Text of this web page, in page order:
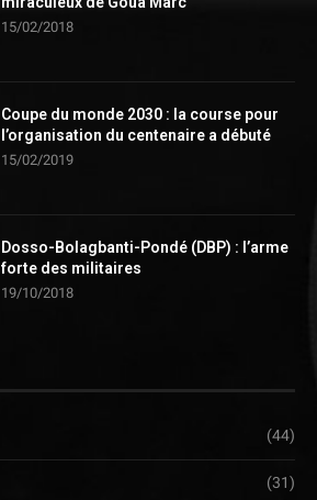
15/02/2018
Coupe du monde 2030 : la course pour
l’organisation du centenaire a débuté
15/02/2019
Dosso-Bolagbanti-Pondé (DBP) : l’arme
forte des militaires
19/10/2018
(44)
(31)